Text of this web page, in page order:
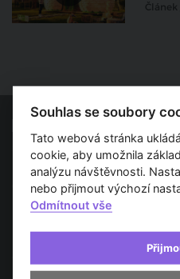
Článek
Spojujeme svět architektury
O nás
Provozovatel
Kontakt
Spolupracujte s námi
Souhlas se soubory
Tato webová stránka
cookie, aby umožnila
analýzu návštěvnosti.
nebo přijmout výchozí
Odmítnout vše